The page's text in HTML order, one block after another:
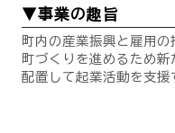
▼事業の趣旨
町内の産業振興と雇用
町づくりを進めるため
配置して起業活動を支援